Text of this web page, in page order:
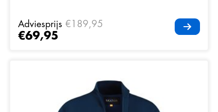
Adviesprijs €189,95
€69,95